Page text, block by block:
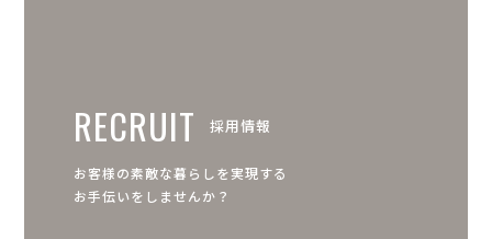
RECRUIT 採用情報
お客様の素敵な暮らしを実現する
お手伝いをしませんか？